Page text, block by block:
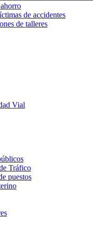
de accidentes
de talleres
Vial
Tráfico
puestos